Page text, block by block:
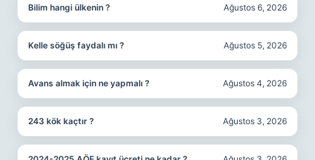
Bilim hangi ülkenin ? Ağustos 6, 2026
Kelle söğüş faydalı mı ? Ağustos 5, 2026
Avans almak için ne yapmalı ? Ağustos 4, 2026
243 kök kaçtır ? Ağustos 3, 2026